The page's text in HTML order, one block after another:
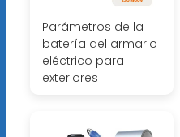
Parámetros de la
batería del armario
eléctrico para
exteriores